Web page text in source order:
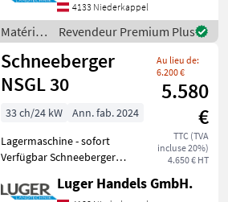
Sternratschenkupplung im
Verteiler - Wendegetriebe
für Front- und He
4133 Niederkappel
Matériels
d’élevage
/
Mammut
Revendeur Premium Plus
Schneeberger
NSGL 30
Au lieu de:
6.200 €
5.580
€
TTC (TVA
incluse 20%)
4.650 € HT
33 ch/24 kW
Ann. fab. 2024
Lagermaschine - sofort
Verfügbar Schneeberger
30 - sofort Verfügbar -Luger Handels GmbH.